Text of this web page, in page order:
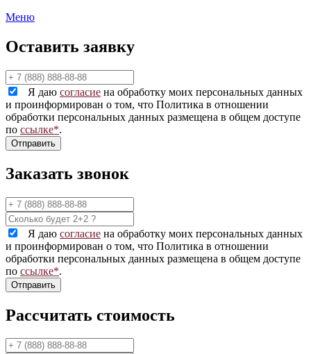
Меню
Оставить заявку
Я даю согласие на обработку моих персональных данных
и проинформирован о том, что Политика в отношении
обработки персональных данных размещена в общем доступе
по ссылке*.
Заказать звонок
Я даю согласие на обработку моих персональных данных
и проинформирован о том, что Политика в отношении
обработки персональных данных размещена в общем доступе
по ссылке*.
Рассчитать стоимость